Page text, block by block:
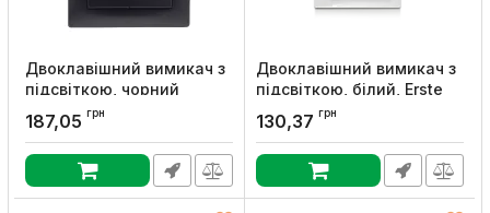
Двоклавішний вимикач з
підсвіткою, чорний
металік, Erste
Артикул:
187,05 грн
Двоклавішний вимикач з
підсвіткою, білий, Erste
Артикул:9202-02N,W
130,37 грн